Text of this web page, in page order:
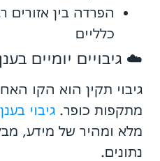
הפרדה בין אזורים
כלליים
☁️ גיבויים יומיים
גיבוי תקין הוא הקו
מתקפות כופר. גיבוי
מלא ומהיר של מידע,
נתונים.